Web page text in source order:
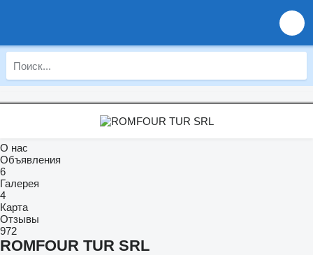
О нас
Объявления
6
Галерея
4
Карта
Отзывы
972
ROMFOUR TUR SRL